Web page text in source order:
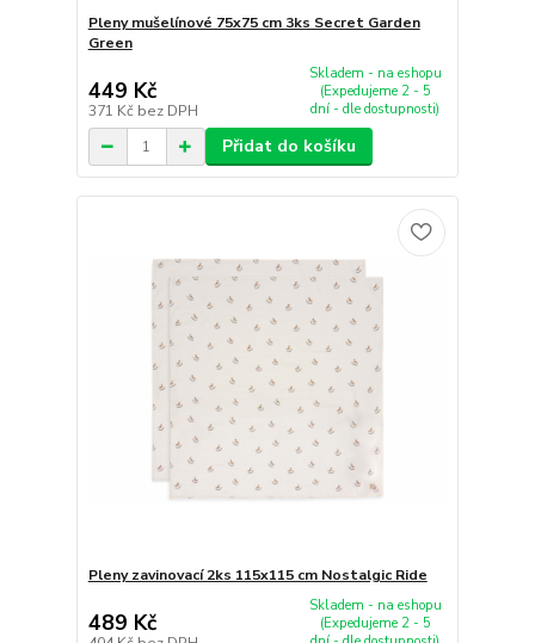
Pleny mušelínové 75x75 cm 3ks Secret Garden
Green
449 Kč
371 Kč bez DPH
Skladem - na eshopu
(Expedujeme 2 - 5
dní - dle dostupnosti)
Přidat do košíku
Pleny zavinovací 2ks 115x115 cm Nostalgic Ride
489 Kč
Skladem - na eshopu
(Expedujeme 2 - 5